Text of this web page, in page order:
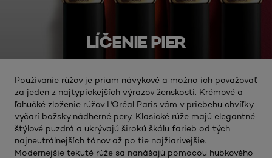
LÍČENIE PIER
Používanie rúžov je priam návykové a možno ich považovať
za jeden z najtypickejších výrazov ženskosti. Krémové a
ľahučké zloženie rúžov L'Oréal Paris vám v priebehu chvíľky
vyčarí božsky nádherné pery. Klasické rúže majú elegantné
štýlové puzdrá a ukrývajú širokú škálu farieb od tých
najneutrálnejších tónov až po tie najžiarivejšie.
Modernejšie tekuté rúže sa nanášajú pomocou hubkového